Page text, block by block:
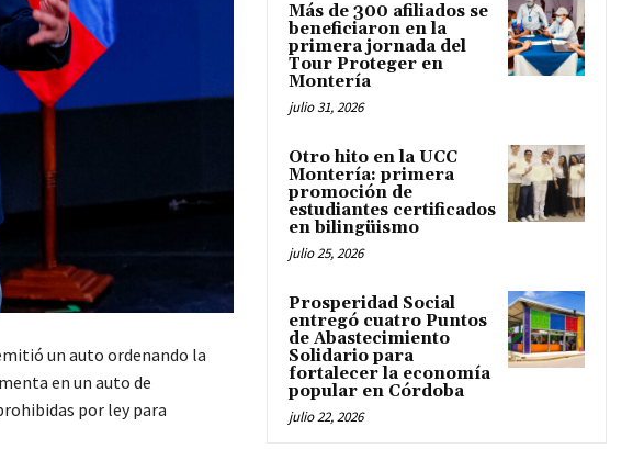
un auto ordenando la
en un auto de
por ley para
Más de 300 afiliados se
beneficiaron en la
primera jornada del
Tour Proteger en
Montería
julio 31, 2026
Otro hito en la UCC
Montería: primera
promoción de
estudiantes certificados
en bilingüismo
julio 25, 2026
Prosperidad Social
entregó cuatro Puntos
de Abastecimiento
Solidario para
fortalecer la economía
popular en Córdoba
julio 22, 2026